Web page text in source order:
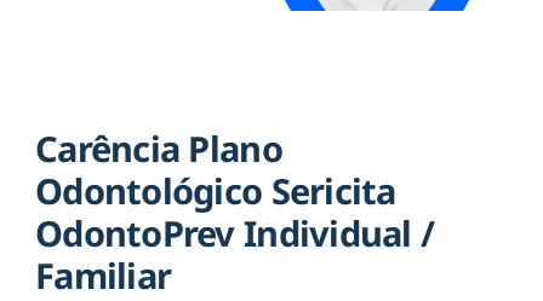
Carência Plano
Odontológico Sericita
OdontoPrev Individual /
Familiar